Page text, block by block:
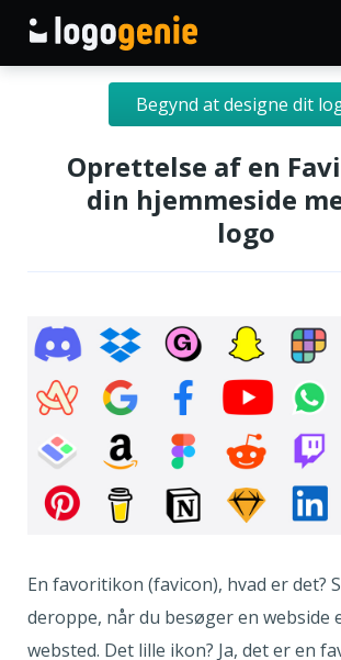
Logo Designer
AI logogenerator
Logoidéer
Trykte produkter
Om
Blog
Begynd at designe dit
Oprettelse af en
din hjemmeside
logo
En favoritikon (favicon), hvad er det?
deroppe, når du besøger en webside
websted. Det lille ikon? Ja, det er en